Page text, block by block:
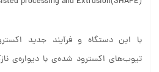
با این دستگاه و فرآیند جدید